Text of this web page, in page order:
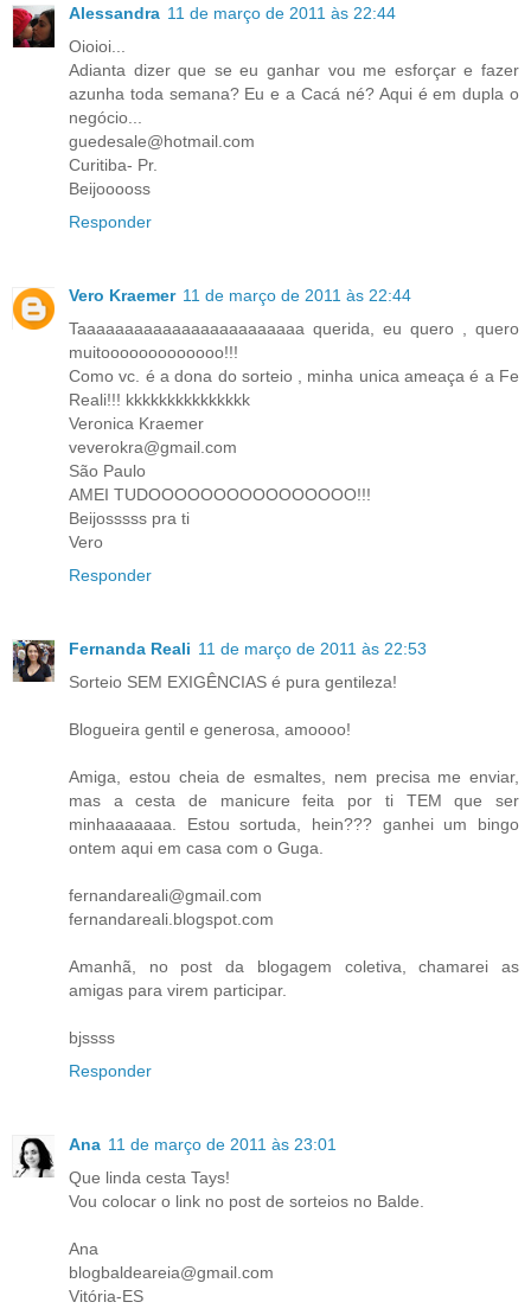
Alessandra 11 de março de 2011 às 22:44
Oioioi...
Adianta dizer que se eu ganhar vou me esforçar e fazer
azunha toda semana? Eu e a Cacá né? Aqui é em dupla o
negócio...
guedesale@hotmail.com
Curitiba- Pr.
Beijooooss
Responder
Vero Kraemer 11 de março de 2011 às 22:44
Taaaaaaaaaaaaaaaaaaaaaaaa querida, eu quero , quero
muitooooooooooooo!!!
Como vc. é a dona do sorteio , minha unica ameaça é a Fe
Reali!!! kkkkkkkkkkkkkkk
Veronica Kraemer
veverokra@gmail.com
São Paulo
AMEI TUDOOOOOOOOOOOOOOOO!!!
Beijosssss pra ti
Vero
Responder
Fernanda Reali 11 de março de 2011 às 22:53
Sorteio SEM EXIGÊNCIAS é pura gentileza!
Blogueira gentil e generosa, amoooo!
Amiga, estou cheia de esmaltes, nem precisa me enviar,
mas a cesta de manicure feita por ti TEM que ser
minhaaaaaaa. Estou sortuda, hein??? ganhei um bingo
ontem aqui em casa com o Guga.
fernandareali@gmail.com
fernandareali.blogspot.com
Amanhã, no post da blogagem coletiva, chamarei as
amigas para virem participar.
bjssss
Responder
Ana 11 de março de 2011 às 23:01
Que linda cesta Tays!
Vou colocar o link no post de sorteios no Balde.
Ana
blogbaldeareia@gmail.com
Vitória-ES